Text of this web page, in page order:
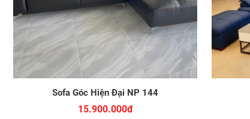
Sofa Góc Hiện Đại NP 144
15.900.000đ